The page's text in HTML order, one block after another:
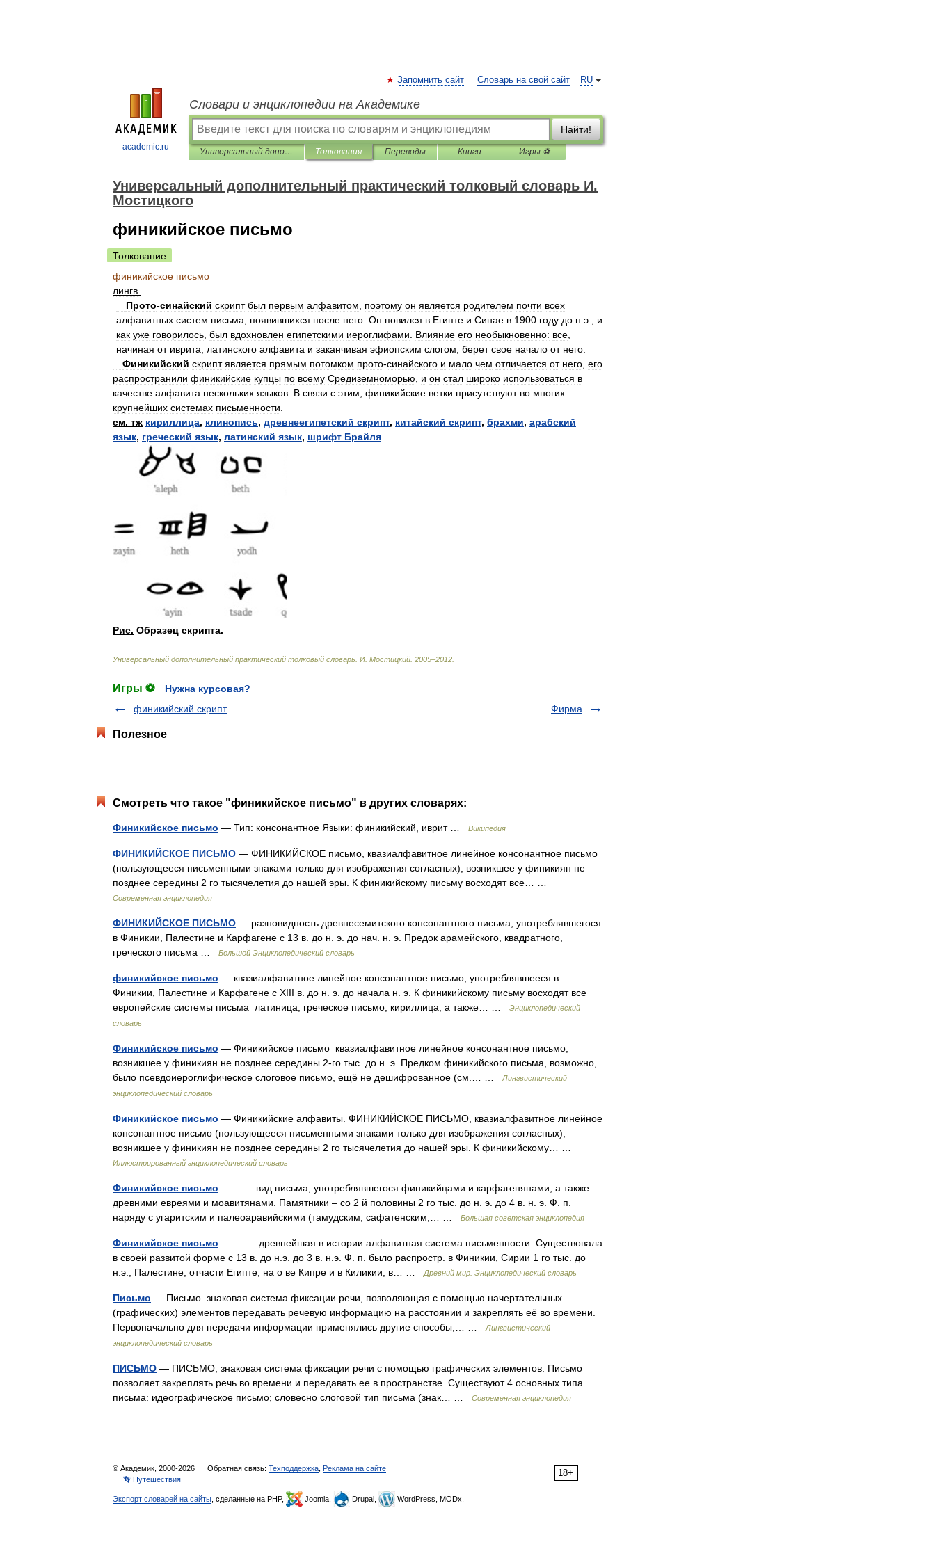
academic.ru
RU
Запомнить сайт Словарь на свой сайт
Словари и энциклопедии на Академике
Найти!
Универсальный дополнительный практический толковый словарь И. Мостицкого Толкования Переводы Книги Игры ⚽
Универсальный дополнительный практический толковый словарь И.
Мостицкого
финикийское письмо
Толкование
финикийское письмо
лингв
Прото-синайский скрипт был первым алфавитом поэтому он является родителем почти всех
алфавитных систем письма появившихся после него Он повился в Египте и Синае в 1900 году до н э
и
как уже говорилось был вдохновлен египетскими иероглифами Влияние его необыкновенно: все
начиная от иврита латинского алфавита и заканчивая эфиопским слогом берет свое начало от него
Финикийский скрипт является прямым потомком прото-синайского и мало чем отличается от него его
распространили финикийские купцы по всему Средиземноморью и он стал широко использоваться в
качестве алфавита нескольких языков В связи с этим финикийские ветки присутствуют во многих
крупнейших системах письменности
см. тж кириллица, клинопись, древнеегипетский скрипт, китайский скрипт, брахми, арабский
язык, греческий язык, латинский язык, шрифт Брайля
Рис. Образец скрипта.
Универсальный дополнительный практический толковый словарь И Мостицкий 2005–2012
Игры ⚽
Нужна курсовая?
финикийский скрипт
Фирма
Полезное
Смотреть что такое "финикийское письмо" в других словарях:
Финикийское письмо — Тип: консонантное Языки: финикийский, иврит … Википедия
ФИНИКИЙСКОЕ ПИСЬМО — ФИНИКИЙСКОЕ письмо, квазиалфавитное линейное консонантное письмо
(пользующееся письменными знаками только для изображения согласных), возникшее у финикиян не
позднее середины 2 го тысячелетия до нашей эры. К финикийскому письму восходят все… …
Современная энциклопедия
ФИНИКИЙСКОЕ ПИСЬМО — разновидность древнесемитского консонантного письма, употреблявшегося
в Финикии, Палестине и Карфагене с 13 в. до н. э. до нач. н. э. Предок арамейского, квадратного,
греческого письма …
Большой Энциклопедический словарь
финикийское письмо — квазиалфавитное линейное консонантное письмо, употреблявшееся в
Финикии, Палестине и Карфагене с XIII в. до н. э. до начала н. э. К финикийскому письму восходят все
европейские системы письма латиница, греческое письмо, кириллица, а также… …
Энциклопедический
словарь
Финикийское письмо — Финикийское письмо квазиалфавитное линейное консонантное письмо,
возникшее у финикиян не позднее середины 2‑го тыс. до н. э. Предком финикийского письма, возможно,
было псевдоиероглифическое слоговое письмо, ещё не дешифрованное (см.… …
Лингвистический
энциклопедический словарь
Финикийское письмо — Финикийские алфавиты. ФИНИКИЙСКОЕ ПИСЬМО, квазиалфавитное линейное
консонантное письмо (пользующееся письменными знаками только для изображения согласных),
возникшее у финикиян не позднее середины 2 го тысячелетия до нашей эры. К финикийскому… …
Иллюстрированный энциклопедический словарь
Финикийское письмо — вид письма, употреблявшегося финикийцами и карфагенянами, а также
древними евреями и моавитянами. Памятники – со 2 й половины 2 го тыс. до н. э. до 4 в. н. э. Ф. п.
наряду с угаритским и палеоаравийскими (тамудским, сафатенским,… …
Большая советская энциклопедия
Финикийское письмо — древнейшая в истории алфавитная система письменности. Существовала
в своей развитой форме с 13 в. до н.э. до 3 в. н.э. Ф. п. было распростр. в Финикии, Сирии 1 го тыс. до
н.э., Палестине, отчасти Египте, на о ве Кипре и в Киликии, в… …
Древний мир. Энциклопедический словарь
Письмо — Письмо знаковая система фиксации речи, позволяющая с помощью начертательных
(графических) элементов передавать речевую информацию на расстоянии и закреплять её во времени.
Первоначально для передачи информации применялись другие способы,… …
Лингвистический
энциклопедический словарь
ПИСЬМО — ПИСЬМО, знаковая система фиксации речи с помощью графических элементов. Письмо
позволяет закреплять речь во времени и передавать ее в пространстве. Существуют 4 основных типа
письма: идеографическое письмо; словесно слоговой тип письма (знак… …
Современная энциклопедия
18+
© Академик, 2000-2026 Обратная связь: Техподдержка Реклама на сайте
👣 Путешествия
Экспорт словарей на сайты , сделанные на PHP, Joomla, Drupal, WordPress, MODx.